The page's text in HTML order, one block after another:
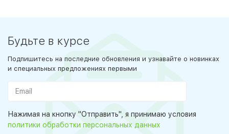
Будьте в курсе
Подпишитесь на последние обновления и узнавайте о новинках
и специальных предложениях первыми
Нажимая на кнопку "Отправить", я принимаю условия
политики обработки персональных данных